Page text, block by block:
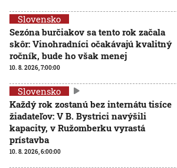
Slovensko
Sezóna burčiakov sa tento rok začala
skôr: Vinohradníci očakávajú kvalitný
ročník, bude ho však menej
10. 8. 2026, 7:00:00
Slovensko
Každý rok zostanú bez internátu tisíce
žiadateľov: V B. Bystrici navýšili
kapacity, v Ružomberku vyrastá
prístavba
10. 8. 2026, 6:00:00